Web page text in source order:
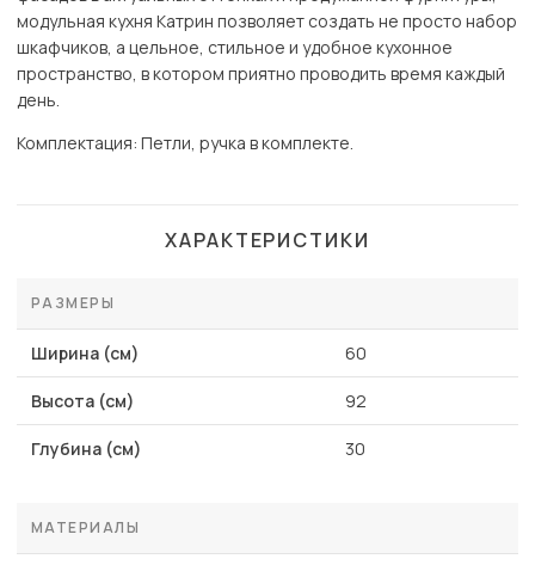
модульная кухня Катрин позволяет создать не просто набор
шкафчиков, а цельное, стильное и удобное кухонное
пространство, в котором приятно проводить время каждый
день.
Комплектация: Петли, ручка в комплекте.
ХАРАКТЕРИСТИКИ
РАЗМЕРЫ
Ширина (см) 60
Высота (см) 92
Глубина (см) 30
МАТЕРИАЛЫ